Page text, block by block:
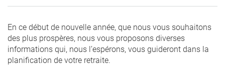
En ce début de nouvelle année, que nous vous souhaitons
des plus prospères, nous vous proposons diverses
informations qui, nous l’espérons, vous guideront dans la
planification de votre retraite.